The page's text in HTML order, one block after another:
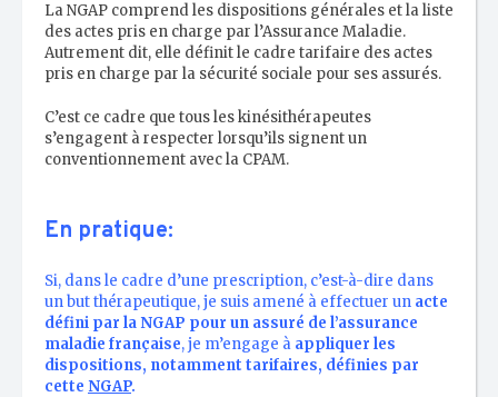
La NGAP comprend les dispositions générales et la liste
des actes pris en charge par l’Assurance Maladie.
Autrement dit, elle définit le cadre tarifaire des actes
pris en charge par la sécurité sociale pour ses assurés.
C’est ce cadre que tous les kinésithérapeutes
s’engagent à respecter lorsqu’ils signent un
conventionnement avec la CPAM.
En pratique:
Si, dans le cadre d’une prescription, c’est-à-dire dans
un but thérapeutique, je suis amené à effectuer un acte
défini par la NGAP pour un assuré de l’assurance
maladie française, je m’engage à appliquer les
dispositions, notamment tarifaires, définies par
cette NGAP.